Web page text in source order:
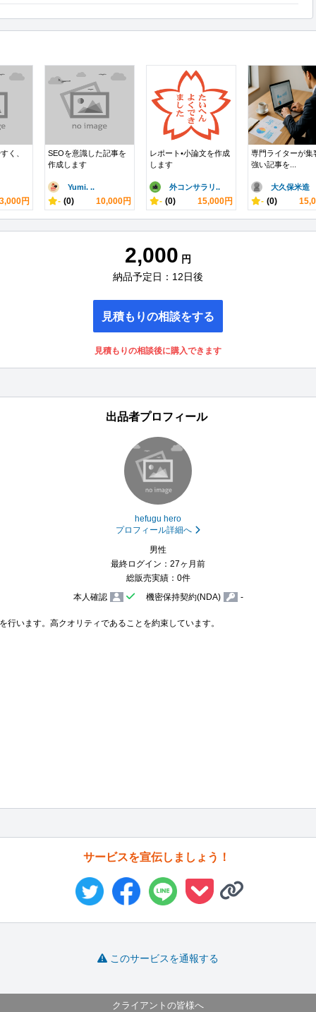
く、
3,000円
SEOを意識した記事を
作成します
Yumi. ..
- (0) 10,000円
レポート•小論文を作成
します
外コンサラリ..
- (0) 15,000円
専門ライターが集
強い記事を...
大久保米造
- (0)
2,000 円
納品予定日：12日後
見積もりの相談をする
見積もりの相談後に購入できます
出品者プロフィール
hefugu hero
プロフィール詳細へ
男性
最終ログイン：27ヶ月前
総販売実績：0件
本人確認
機密保持契約(NDA) -
行います。高クオリティであることを約束しています。
サービスを宣伝しましょう！
このサービスを通報する
クライアントの皆様へ